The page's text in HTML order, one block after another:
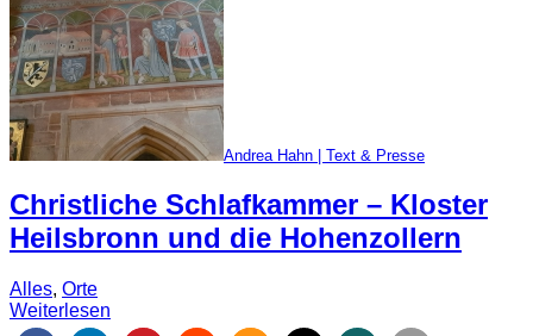
Andrea Hahn | Text & Presse
Christliche Schlafkammer – Kloster
Heilsbronn und die Hohenzollern
Alles, Orte
Weiterlesen